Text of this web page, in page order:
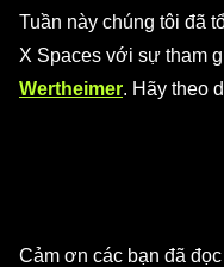
Tuần này chúng tôi đã
X Spaces với sự tham
Wertheimer. Hãy theo
Cảm ơn các bạn đã